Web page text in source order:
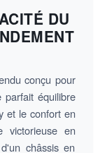
DU
conçu pour
parfait équilibre
et le confort en
victorieuse en
châssis en